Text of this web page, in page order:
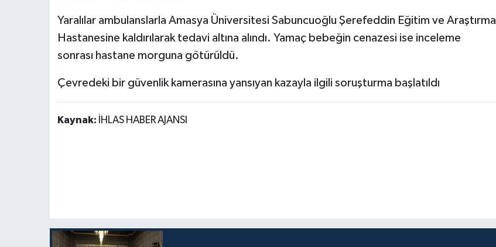
Yaralılar ambulanslarla Amasya Üniversitesi Sabuncuoğlu Şerefeddin Eğitim ve Araştırma
Hastanesine kaldırılarak tedavi altına alındı. Yamaç bebeğin cenazesi ise inceleme
sonrası hastane morguna götürüldü.
Çevredeki bir güvenlik kamerasına yansıyan kazayla ilgili soruşturma başlatıldı
Kaynak: İHLAS HABER AJANSI